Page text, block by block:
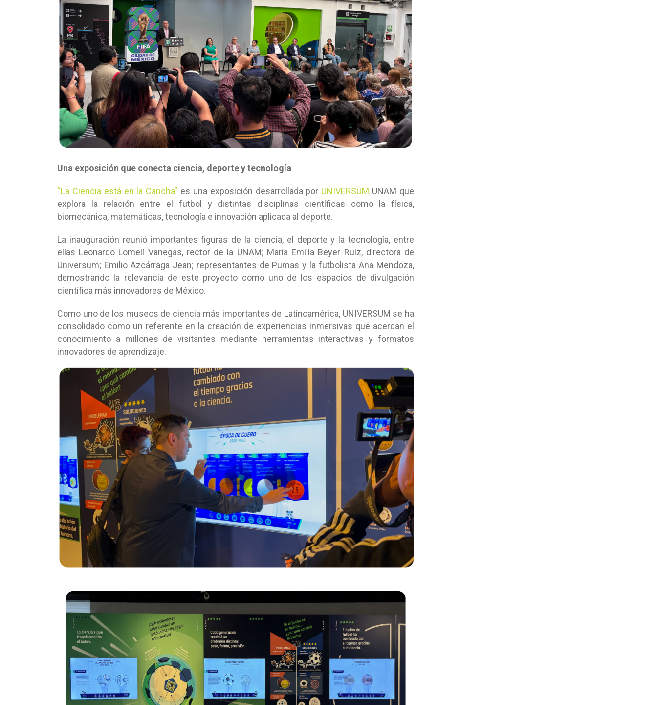
Una exposición que conecta ciencia, deporte y tecnología
“La Ciencia está en la Cancha” es una exposición desarrollada por UNIVERSUM UNAM que
explora la relación entre el futbol y distintas disciplinas científicas como la física,
biomecánica, matemáticas, tecnología e innovación aplicada al deporte.
La inauguración reunió importantes figuras de la ciencia, el deporte y la tecnología, entre
ellas Leonardo Lomelí Vanegas, rector de la UNAM; María Emilia Beyer Ruiz, directora de
Universum; Emilio Azcárraga Jean; representantes de Pumas y la futbolista Ana Mendoza,
demostrando la relevancia de este proyecto como uno de los espacios de divulgación
científica más innovadores de México.
Como uno de los museos de ciencia más importantes de Latinoamérica, UNIVERSUM se ha
consolidado como un referente en la creación de experiencias inmersivas que acercan el
conocimiento a millones de visitantes mediante herramientas interactivas y formatos
innovadores de aprendizaje.